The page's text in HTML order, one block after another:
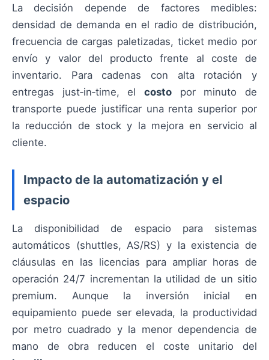
La decisión depende de factores medibles:
densidad de demanda en el radio de distribución,
frecuencia de cargas paletizadas, ticket medio por
envío y valor del producto frente al coste de
inventario. Para cadenas con alta rotación y
entregas just‑in‑time, el costo por minuto de
transporte puede justificar una renta superior por
la reducción de stock y la mejora en servicio al
cliente.
Impacto de la automatización y el
espacio
La disponibilidad de espacio para sistemas
automáticos (shuttles, AS/RS) y la existencia de
cláusulas en las licencias para ampliar horas de
operación 24/7 incrementan la utilidad de un sitio
premium. Aunque la inversión inicial en
equipamiento puede ser elevada, la productividad
por metro cuadrado y la menor dependencia de
mano de obra reducen el coste unitario del